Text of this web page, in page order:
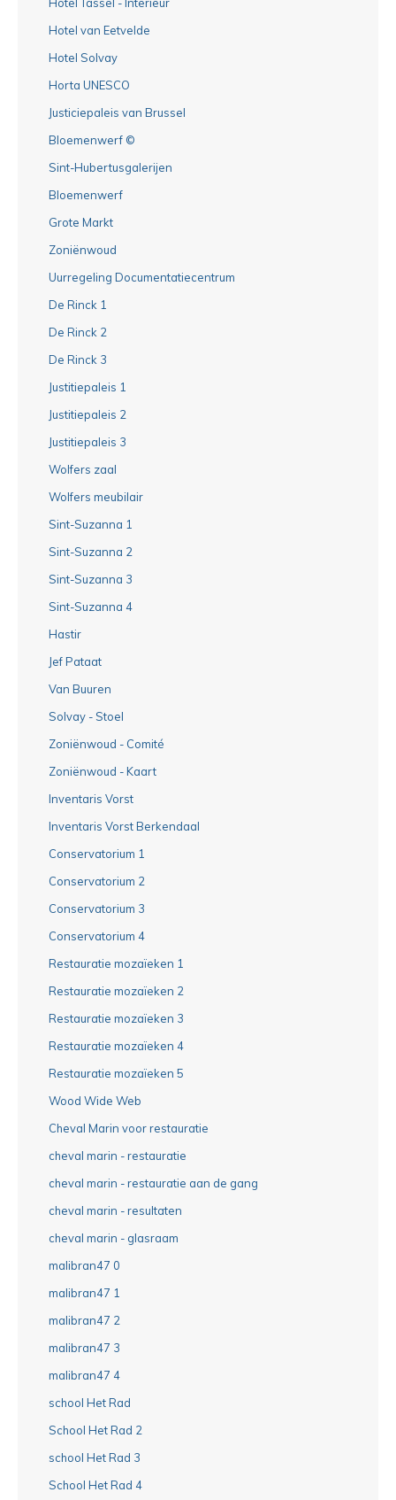
Hotel van Eetvelde
Hotel Solvay
Horta UNESCO
Justiciepaleis van Brussel
Bloemenwerf ©
Sint-Hubertusgalerijen
Bloemenwerf
Grote Markt
Zoniënwoud
Uurregeling Documentatiecentrum
De Rinck 1
De Rinck 2
De Rinck 3
Justitiepaleis 1
Justitiepaleis 2
Justitiepaleis 3
Wolfers zaal
Wolfers meubilair
Sint-Suzanna 1
Sint-Suzanna 2
Sint-Suzanna 3
Sint-Suzanna 4
Hastir
Jef Pataat
Van Buuren
Solvay - Stoel
Zoniënwoud - Comité
Zoniënwoud - Kaart
Inventaris Vorst
Inventaris Vorst Berkendaal
Conservatorium 1
Conservatorium 2
Conservatorium 3
Conservatorium 4
Restauratie mozaïeken 1
Restauratie mozaïeken 2
Restauratie mozaïeken 3
Restauratie mozaïeken 4
Restauratie mozaïeken 5
Wood Wide Web
Cheval Marin voor restauratie
cheval marin - restauratie
cheval marin - restauratie aan de gang
cheval marin - resultaten
cheval marin - glasraam
malibran47 0
malibran47 1
malibran47 2
malibran47 3
malibran47 4
school Het Rad
School Het Rad 2
school Het Rad 3
School Het Rad 4